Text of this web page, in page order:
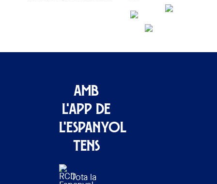
Amb
l'APP de
l'Espanyol
tens
Tota la